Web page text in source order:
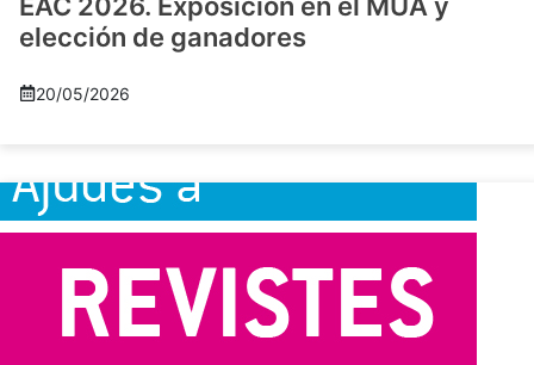
elección de ganadores
20/05/2026